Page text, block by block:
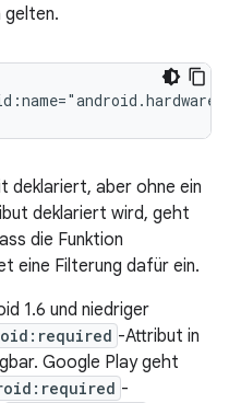
gelten.
deklariert, aber ohne ein
deklariert wird, geht
die Funktion
eine Filterung dafür ein.
1.6 und niedriger
-Attribut in
Google Play geht
-